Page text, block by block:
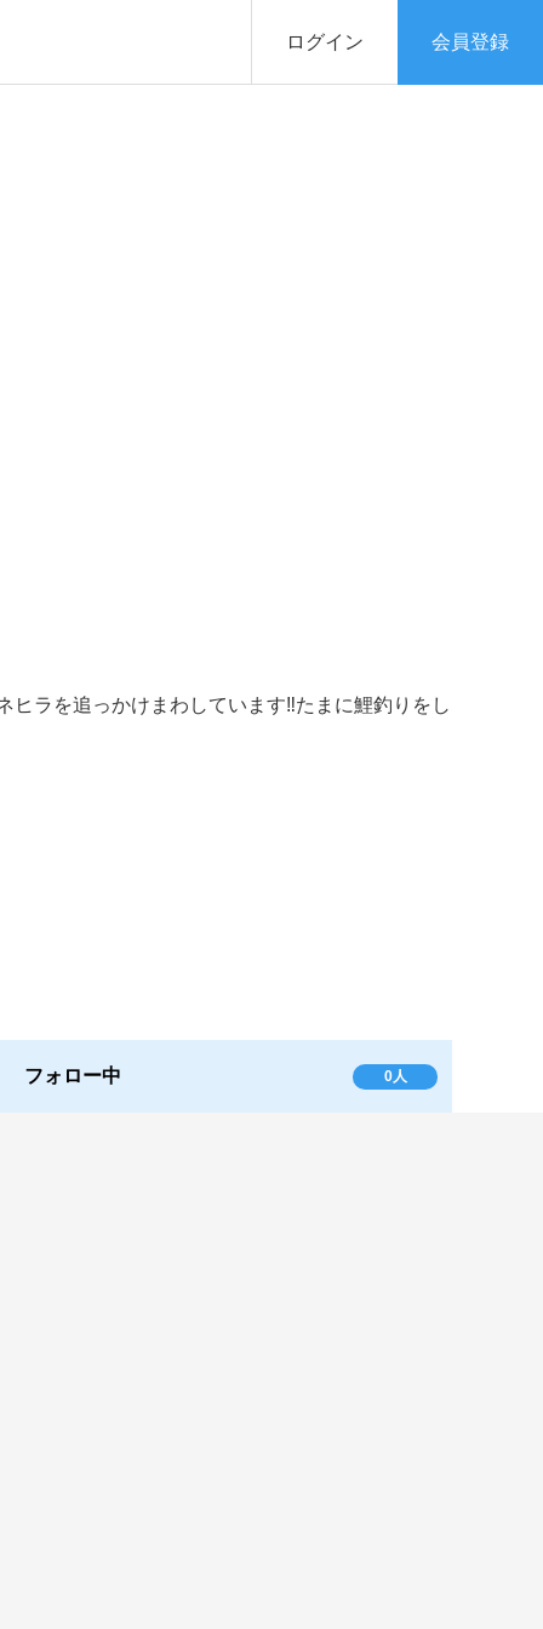
ログイン 会員登録
ラを追っかけまわしています‼️たまに鯉釣りをし
フォロー中 0人